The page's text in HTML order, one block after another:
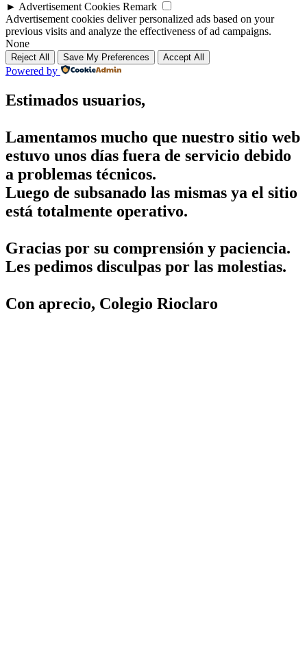
► Advertisement Cookies Remark
Advertisement cookies deliver personalized ads based on your
previous visits and analyze the effectiveness of ad campaigns.
None
Reject All Save My Preferences Accept All
Powered by
Estimados usuarios,
Lamentamos mucho que nuestro sitio web
estuvo unos días fuera de servicio debido
a problemas técnicos.
Luego de subsanado las mismas ya el sitio
está totalmente operativo.
Gracias por su comprensión y paciencia.
Les pedimos disculpas por las molestias.
Con aprecio, Colegio Rioclaro